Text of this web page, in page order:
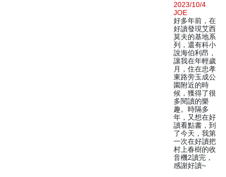
2023/10/4
JOE
好多年前，在
好讀發現艾西
莫夫的基地系
列，還有科小
說海伯利昂，
讓我在年輕歲
月，住在忠孝
東路旁玉成公
園附近的時
候，獲得了很
多閱讀的樂
趣。時隔多
年，又想在好
讀看點書，到
了今天，我第
一次在好讀把
村上春樹的收
音機2讀完，
感謝好讀~